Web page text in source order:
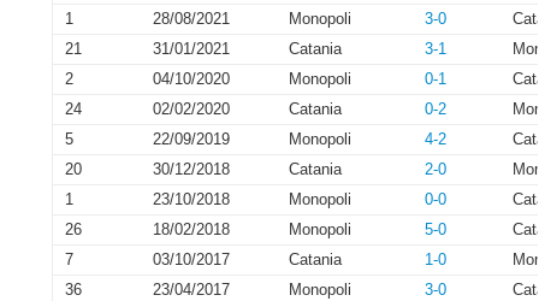
1
28/08/2021 Monopoli 3-0
21
31/01/2021 Catania 3-1
2
04/10/2020 Monopoli 0-1
24
02/02/2020 Catania 0-2
5
22/09/2019 Monopoli 4-2
20
30/12/2018 Catania 2-0
1
23/10/2018 Monopoli 0-0
26
18/02/2018 Monopoli 5-0
7
03/10/2017 Catania 1-0
36
23/04/2017 Monopoli 3-0